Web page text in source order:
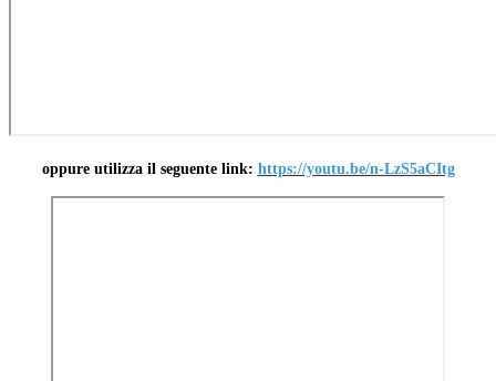
oppure utilizza il seguente link: https://youtu.be/n-LzS5aCItg